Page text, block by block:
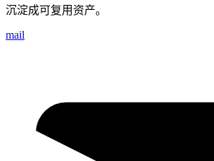
沉淀成可复用资产。
mail